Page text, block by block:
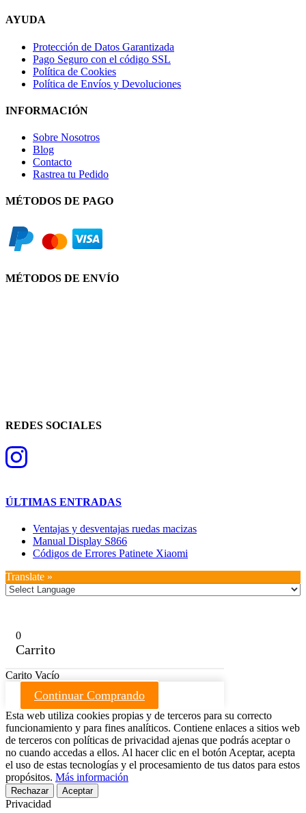
AYUDA
Protección de Datos Garantizada
Pago Seguro con el código SSL
Política de Cookies
Política de Envíos y Devoluciones
INFORMACIÓN
Sobre Nosotros
Blog
Contacto
Rastrea tu Pedido
MÉTODOS DE PAGO
MÉTODOS DE ENVÍO
REDES SOCIALES
ÚLTIMAS ENTRADAS
Ventajas y desventajas ruedas macizas
Manual Display S866
Códigos de Errores Patinete Xiaomi
Translate »
0
Carrito
Carito Vacío
Continuar Comprando
Esta web utiliza cookies propias y de terceros para su correcto
funcionamiento y para fines analíticos. Contiene enlaces a sitios web
de terceros con políticas de privacidad ajenas que podrás aceptar o
no cuando accedas a ellos. Al hacer clic en el botón Aceptar, acepta
el uso de estas tecnologías y el procesamiento de tus datos para estos
propósitos. Más información
Rechazar Aceptar
Privacidad